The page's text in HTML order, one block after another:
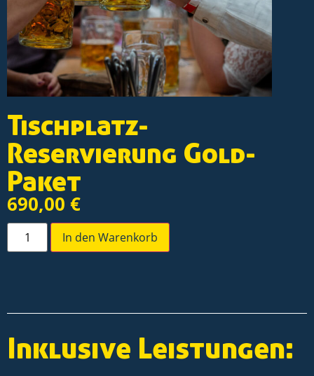
Tischplatz-
Reservierung Gold-
Paket
690,00 €
In den Warenkorb
Inklusive Leistungen: